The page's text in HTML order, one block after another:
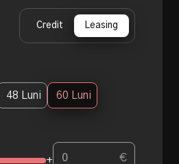
Credit Leasing
48 Luni 60 Luni
+ €